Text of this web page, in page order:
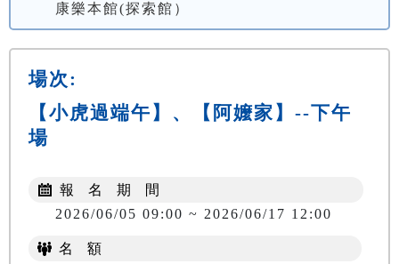
康樂本館(探索館）
場次:
【小虎過端午】、【阿嬤家】--下午
場
報 名 期 間
2026/06/05 09:00 ~ 2026/06/17 12:00
名 額